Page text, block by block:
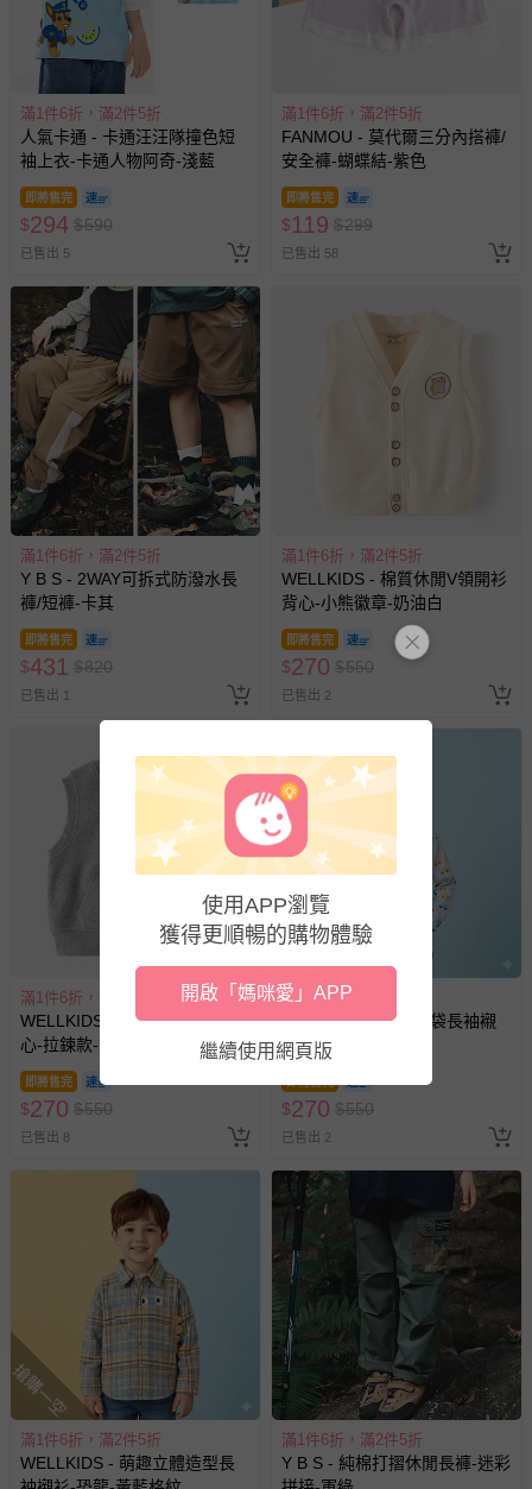
商品、食品等）。
客製化商品（例如客製生日書、姓名貼等）。
報紙、期刊或雜誌（惟書籍如經拆封、使用，則酌收整
新費用）。
經消費者拆封之影音商品或電腦軟體（例如 DVD、CD
非以有形媒介提供之數位內容或一經提供即為完成之線
上服務，經消費者事先同意始提供（例如線上課程、遊
戲或活動點數等）。
已拆封之以下類型商品：
-個人衛生用品（例如尿布、貼身衣物、泳裝、襪子、地
墊、寢具類等）。
-新生兒親膚衣物（嬰幼兒包巾與背巾、包屁衣、學習
褲、紗布衣等）。
-接觸性孕哺產品（奶嘴、奶瓶、擠乳器、哺乳衣、托腹
帶束縛衣、餐搖椅等）。
-其他原廠盒裝商品封口處已貼上「不可拆封」，或具警
示字句等說明貼紙、封條者。
國際航空、客運、訂房等服務。
相關的退換貨辦理流程，可詳見：退換貨 & 退款問題
其他常見問題：
運送服務：目前提供的運送僅限台灣本島。如您位於離島地
亦保留出貨與否的權利。離島、偏遠地區、樓層親送等加價
費用，可能會另需加收。
商品實際的配達日期，可於訂單個人資料內的查詢訂單內，
已出貨通知之訊息為主。
如您收到商品，請依正常流程檢查是否完好，若商品遇瑕疵
情形，您可申請更換新品或退貨，請見：
退貨的辦理流程
若您對於會員帳號、商品訂購與資訊、購物流程、付款方
式、折價券與購物金的使用、退貨及商品運送方式等有疑
問，你可詳見：
媽咪愛客服中心。
預購商品：預購為海外同步代購，遇缺貨即會通知媽咪並協
商品如因「價格、組合」等錯誤原因，導致無法安排出貨，
會主動以簡訊及mail通知訂單取消事宜，並將提供適當補
滿1件6折，滿2件5折
人氣卡通 - 卡通汪汪隊撞色短
袖上衣-卡通人物阿奇-淺藍
即將售完
$294 $590
已售出 5
滿1件6折，滿2件5折
FANMOU - 莫代爾三分內搭褲/
安全褲-蝴蝶結-紫色
即將售完
$119 $299
已售出 58
滿1件6折，滿2件5折
Y B S - 2WAY可拆式防潑水長
褲/短褲-卡其
即將售完
$431 $820
已售出 1
滿1件6折，滿2件5折
WELLKIDS - 棉質休閒V領開衫
背心-小熊徽章-奶油白
即將售完
$270 $550
已售出 2
滿1件6折，滿2件5折
WELLKIDS - 經典百搭開衫背
心-拉鍊款-灰色
即將售完
$270 $550
已售出 8
滿1件6折，滿2件5折
WELLKIDS - 經典口袋長袖襯
衫-小車車-藍色
$270 $550
已售出 2
搶購一空
滿1件6折，滿2件5折
WELLKIDS - 萌趣立體造型長
滿1件6折，滿2件5折
Y B S - 純棉打摺休閒長褲-迷彩
使用APP瀏覽
獲得更順暢的購物體驗
開啟「媽咪愛」APP
繼續使用網頁版